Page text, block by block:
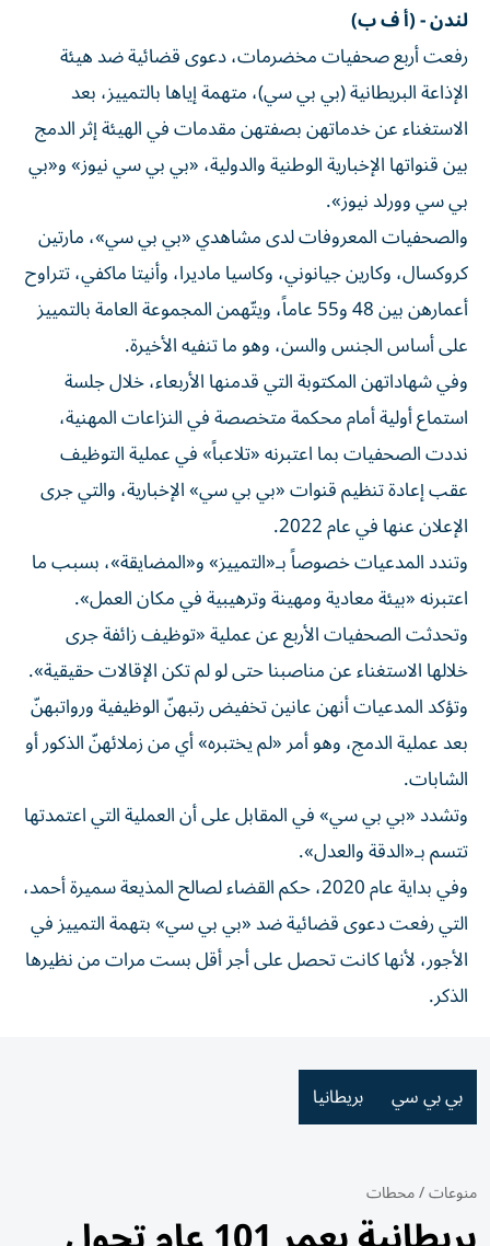
لندن - (أ ف ب)
رفعت أربع صحفيات مخضرمات، دعوى قضائية ضد هيئة
الإذاعة البريطانية (بي بي سي)، متهمة إياها بالتمييز، بعد
الاستغناء عن خدماتهن بصفتهن مقدمات في الهيئة إثر الدمج
بين قنواتها الإخبارية الوطنية والدولية، «بي بي سي نيوز» و«بي
بي سي وورلد نيوز».
والصحفيات المعروفات لدى مشاهدي «بي بي سي»، مارتين
كروكسال، وكارين جيانوني، وكاسيا ماديرا، وأنيتا ماكفي، تتراوح
أعمارهن بين 48 و55 عاماً، ويتّهمن المجموعة العامة بالتمييز
على أساس الجنس والسن، وهو ما تنفيه الأخيرة.
وفي شهاداتهن المكتوبة التي قدمنها الأربعاء، خلال جلسة
استماع أولية أمام محكمة متخصصة في النزاعات المهنية،
نددت الصحفيات بما اعتبرنه «تلاعباً» في عملية التوظيف
عقب إعادة تنظيم قنوات «بي بي سي» الإخبارية، والتي جرى
الإعلان عنها في عام 2022.
وتندد المدعيات خصوصاً بـ«التمييز» و«المضايقة»، بسبب ما
اعتبرنه «بيئة معادية ومهينة وترهيبية في مكان العمل».
وتحدثت الصحفيات الأربع عن عملية «توظيف زائفة جرى
خلالها الاستغناء عن مناصبنا حتى لو لم تكن الإقالات حقيقية».
وتؤكد المدعيات أنهن عانين تخفيض رتبهنّ الوظيفية ورواتبهنّ
بعد عملية الدمج، وهو أمر «لم يختبره» أي من زملائهنّ الذكور أو
الشابات.
وتشدد «بي بي سي» في المقابل على أن العملية التي اعتمدتها
تتسم بـ«الدقة والعدل».
وفي بداية عام 2020، حكم القضاء لصالح المذيعة سميرة أحمد،
التي رفعت دعوى قضائية ضد «بي بي سي» بتهمة التمييز في
الأجور، لأنها كانت تحصل على أجر أقل بست مرات من نظيرها
الذكر.
بي بي سي بريطانيا
منوعات/محطات